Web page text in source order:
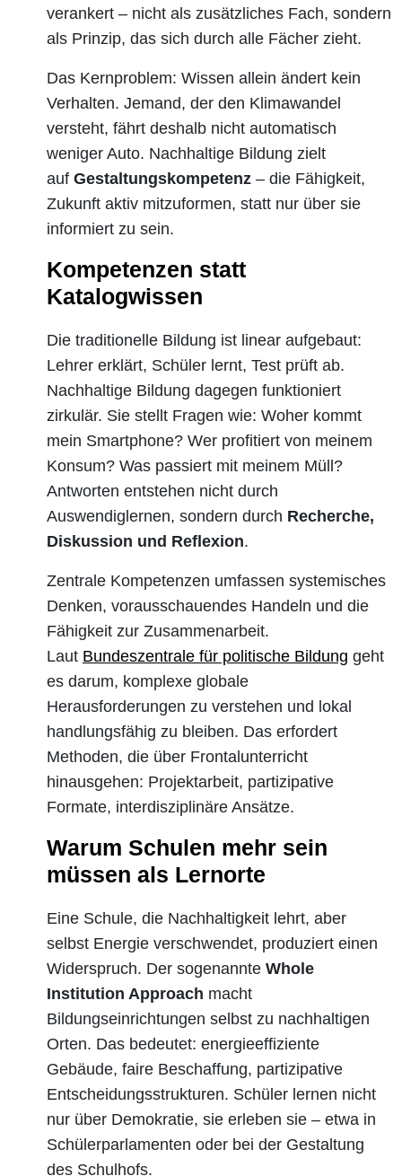
verankert – nicht als zusätzliches Fach, sondern
als Prinzip, das sich durch alle Fächer zieht.
Das Kernproblem: Wissen allein ändert kein
Verhalten. Jemand, der den Klimawandel
versteht, fährt deshalb nicht automatisch
weniger Auto. Nachhaltige Bildung zielt
auf Gestaltungskompetenz – die Fähigkeit,
Zukunft aktiv mitzuformen, statt nur über sie
informiert zu sein.
Kompetenzen statt
Katalogwissen
Die traditionelle Bildung ist linear aufgebaut:
Lehrer erklärt, Schüler lernt, Test prüft ab.
Nachhaltige Bildung dagegen funktioniert
zirkulär. Sie stellt Fragen wie: Woher kommt
mein Smartphone? Wer profitiert von meinem
Konsum? Was passiert mit meinem Müll?
Antworten entstehen nicht durch
Auswendiglernen, sondern durch Recherche,
Diskussion und Reflexion.
Zentrale Kompetenzen umfassen systemisches
Denken, vorausschauendes Handeln und die
Fähigkeit zur Zusammenarbeit.
Laut Bundeszentrale für politische Bildung geht
es darum, komplexe globale
Herausforderungen zu verstehen und lokal
handlungsfähig zu bleiben. Das erfordert
Methoden, die über Frontalunterricht
hinausgehen: Projektarbeit, partizipative
Formate, interdisziplinäre Ansätze.
Warum Schulen mehr sein
müssen als Lernorte
Eine Schule, die Nachhaltigkeit lehrt, aber
selbst Energie verschwendet, produziert einen
Widerspruch. Der sogenannte Whole
Institution Approach macht
Bildungseinrichtungen selbst zu nachhaltigen
Orten. Das bedeutet: energieeffiziente
Gebäude, faire Beschaffung, partizipative
Entscheidungsstrukturen. Schüler lernen nicht
nur über Demokratie, sie erleben sie – etwa in
Schülerparlamenten oder bei der Gestaltung
des Schulhofs.